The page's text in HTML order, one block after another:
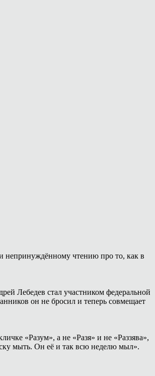
непринуждённому чтению про то, как в
Лебедев стал участником федеральной
он не бросил и теперь совмещает
«Разум», а не «Разя» и не «Раззява»,
мыть. Он её и так всю неделю мыл».